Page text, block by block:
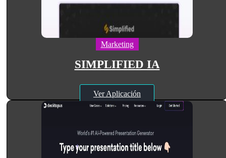
Marketing
SIMPLIFIED IA
Ver Aplicación